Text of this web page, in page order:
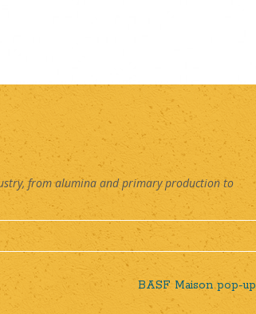
from alumina and primary production to
BASF Maison pop-up